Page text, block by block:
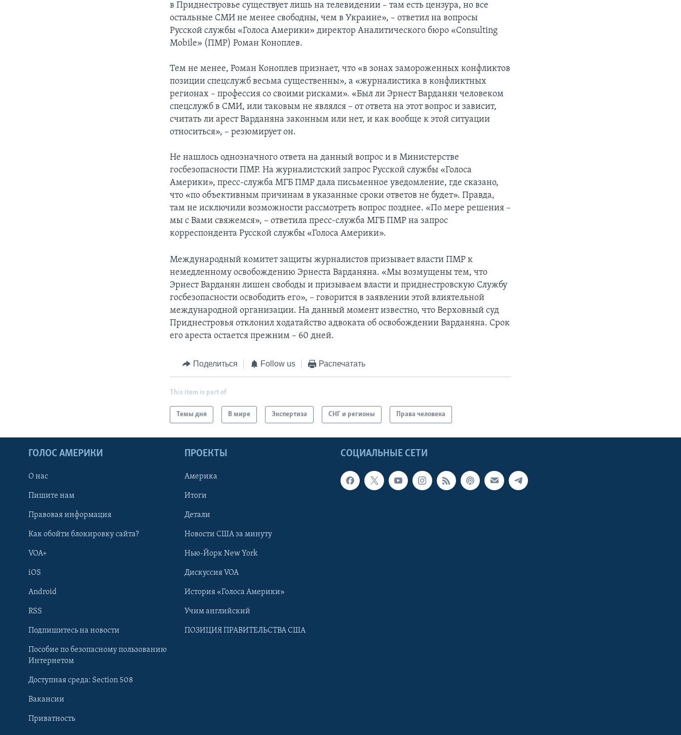
Learning English
Языки
в Приднестровье существует лишь на телевидении – там есть цензура, но все
остальные СМИ не менее свободны, чем в Украине», – ответил на вопросы
Русской службы «Голоса Америки» директор Аналитического бюро «Consulting
Mobile» (ПМР) Роман Коноплев.
Тем не менее, Роман Коноплев признает, что «в зонах замороженных конфликтов
позиции спецслужб весьма существенны», а «журналистика в конфликтных
регионах – профессия со своими рисками». «Был ли Эрнест Варданян человеком
спецслужб в СМИ, или таковым не являлся – от ответа на этот вопрос и зависит,
считать ли арест Варданяна законным или нет, и как вообще к этой ситуации
относиться», – резюмирует он.
Не нашлось однозначного ответа на данный вопрос и в Министерстве
госбезопасности ПМР. На журналистский запрос Русской службы «Голоса
Америки», пресс-служба МГБ ПМР дала письменное уведомление, где сказано,
что «по объективным причинам в указанные сроки ответов не будет». Правда,
там не исключили возможности рассмотреть вопрос позднее. «По мере решения –
мы с Вами свяжемся», – ответила пресс-служба МГБ ПМР на запрос
корреспондента Русской службы «Голоса Америки».
Международный комитет защиты журналистов призывает власти ПМР к
немедленному освобождению Эрнеста Варданяна. «Мы возмущены тем, что
Эрнест Варданян лишен свободы и призываем власти и приднестровскую Службу
госбезопасности освободить его», – говорится в заявлении этой влиятельной
международной организации. На данный момент известно, что Верховный суд
Приднестровья отклонил ходатайство адвоката об освобождении Варданяна. Срок
его ареста остается прежним – 60 дней.
Поделиться Follow us Распечатать
This item is part of
Темы дня В мире Экспертиза СНГ и регионы Права человека
СОЦИАЛЬНЫЕ СЕТИ
ГОЛОС АМЕРИКИ
О нас
Пишите нам
Правовая информация
Как обойти блокировку сайта?
VOA+
iOS
Android
RSS
Подпишитесь на новости
Пособие по безопасному пользованию
Интернетом
Доступная среда: Section 508
Вакансии
Приватность
ПРОЕКТЫ
Америка
Итоги
Детали
Новости США за минуту
Нью-Йорк New York
Дискуссия VOA
История «Голоса Америки»
Учим английский
ПОЗИЦИЯ ПРАВИТЕЛЬСТВА США